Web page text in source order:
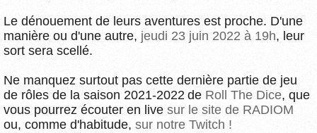
Le dénouement de leurs aventures est proche. D'une
manière ou d'une autre, jeudi 23 juin 2022 à 19h, leur
sort sera scellé.
Ne manquez surtout pas cette dernière partie de jeu
de rôles de la saison 2021-2022 de Roll The Dice, que
vous pourrez écouter en live sur le site de RADIOM
ou, comme d'habitude, sur notre Twitch !